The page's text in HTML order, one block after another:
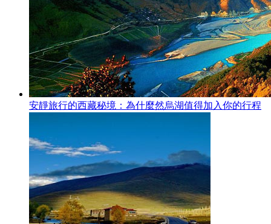
安靜旅行的西藏秘境：為什麼然烏湖值得加入你的行程